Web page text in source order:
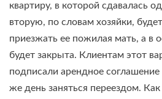
квартиру, в которой сдавалась
вторую, по словам хозяйки,
приезжать ее пожилая мать, а в
будет закрыта. Клиентам этот
подписали арендное
же день заняться переездом.